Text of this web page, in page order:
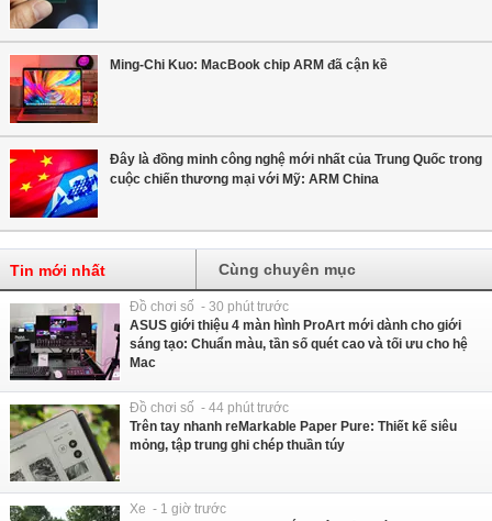
Ming-Chi Kuo: MacBook chip ARM đã cận kề
Đây là đồng minh công nghệ mới nhất của Trung Quốc trong
cuộc chiến thương mại với Mỹ: ARM China
Tin mới nhất Cùng chuyên mục
Đồ chơi số - 30 phút trước
ASUS giới thiệu 4 màn hình ProArt mới dành cho giới
sáng tạo: Chuẩn màu, tần số quét cao và tối ưu cho hệ
Mac
Đồ chơi số - 44 phút trước
Trên tay nhanh reMarkable Paper Pure: Thiết kế siêu
mỏng, tập trung ghi chép thuần túy
Xe - 1 giờ trước